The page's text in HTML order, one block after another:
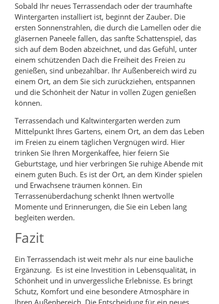
Sobald Ihr neues Terrassendach oder der traumhafte
Wintergarten installiert ist, beginnt der Zauber. Die
ersten Sonnenstrahlen, die durch die Lamellen oder die
gläsernen Paneele fallen, das sanfte Schattenspiel, das
sich auf dem Boden abzeichnet, und das Gefühl, unter
einem schützenden Dach die Freiheit des Freien zu
genießen, sind unbezahlbar. Ihr Außenbereich wird zu
einem Ort, an dem Sie sich zurückziehen, entspannen
und die Schönheit der Natur in vollen Zügen genießen
können.
Terrassendach und Kaltwintergarten werden zum
Mittelpunkt Ihres Gartens, einem Ort, an dem das Leben
im Freien zu einem täglichen Vergnügen wird. Hier
trinken Sie Ihren Morgenkaffee, hier feiern Sie
Geburtstage, und hier verbringen Sie ruhige Abende mit
einem guten Buch. Es ist der Ort, an dem Kinder spielen
und Erwachsene träumen können. Ein
Terrassenüberdachung schenkt Ihnen wertvolle
Momente und Erinnerungen, die Sie ein Leben lang
begleiten werden.
Fazit
Ein Terrassendach ist weit mehr als nur eine bauliche
Ergänzung. Es ist eine Investition in Lebensqualität, in
Schönheit und in unvergessliche Erlebnisse. Es bringt
Schutz, Komfort und eine besondere Atmosphäre in